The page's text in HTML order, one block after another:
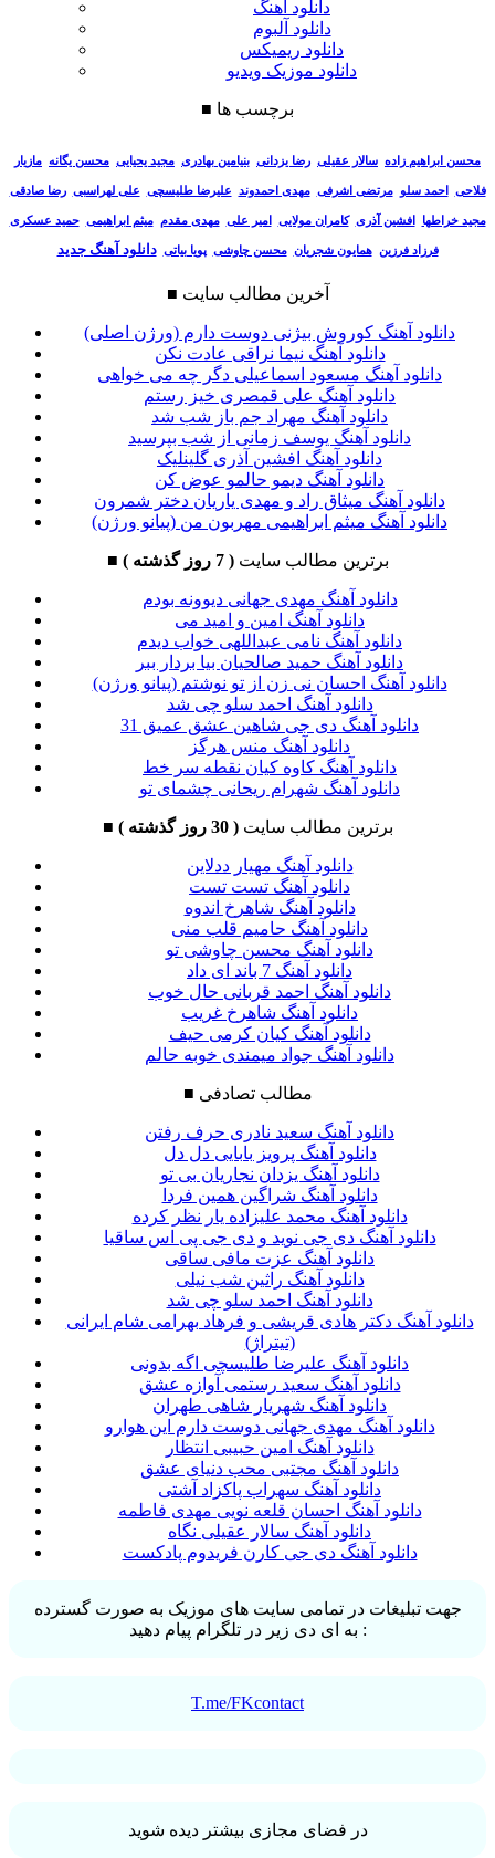
دانلود آهنگ
دانلود آلبوم
دانلود ریمیکس
دانلود موزیک ویدیو
■ برچسب ها
محسن ابراهیم زاده سالار عقیلی رضا یزدانی بنیامین بهادری مجید یحیایی محسن یگانه مازیار
فلاحی احمد سلو مرتضی اشرفی مهدی احمدوند علیرضا طلیسچی علی لهراسبی رضا صادقی
مجید خراطها افشین آذری کامران مولایی امیر علی مهدی مقدم میثم ابراهیمی حمید عسکری
فرزاد فرزین همایون شجریان محسن چاوشی پویا بیاتی دانلود آهنگ جدید
■ آخرین مطالب سایت
دانلود آهنگ کوروش بیژنی دوست دارم (ورژن اصلی)
دانلود آهنگ نیما نراقی عادت نکن
دانلود آهنگ مسعود اسماعیلی دگر چه می خواهی
دانلود آهنگ علی قمصری خیز رستم
دانلود آهنگ مهراد جم باز شب شد
دانلود آهنگ یوسف زمانی از شب بپرسید
دانلود آهنگ افشین آذری گلینلیک
دانلود آهنگ دیمو حالمو عوض کن
دانلود آهنگ میثاق راد و مهدی یاریان دختر شمرون
دانلود آهنگ میثم ابراهیمی مهربون من (پیانو ورژن)
■ برترین مطالب سایت( 7 روز گذشته )
دانلود آهنگ مهدی جهانی دیوونه بودم
دانلود آهنگ امین و امید می
دانلود آهنگ نامی عبداللهی خواب دیدم
دانلود آهنگ حمید صالحیان بیا بردار ببر
دانلود آهنگ احسان نی زن از تو نوشتم (پیانو ورژن)
دانلود آهنگ احمد سلو چی شد
دانلود آهنگ دی جی شاهین عشق عمیق 31
دانلود آهنگ منس هرگز
دانلود آهنگ کاوه کیان نقطه سر خط
دانلود آهنگ شهرام ریحانی چشمای تو
■ برترین مطالب سایت( 30 روز گذشته )
دانلود آهنگ مهیار ددلاین
دانلود آهنگ تست تست
دانلود آهنگ شاهرخ اندوه
دانلود آهنگ حامیم قلب منی
دانلود آهنگ محسن چاوشی تو
دانلود آهنگ 7 باند ای داد
دانلود آهنگ احمد قربانی حال خوب
دانلود آهنگ شاهرخ غریب
دانلود آهنگ کیان کرمی حیف
دانلود آهنگ جواد میمندی خوبه حالم
■ مطالب تصادفی
دانلود آهنگ سعید نادری حرف رفتن
دانلود آهنگ پرویز بابایی دل دل
دانلود آهنگ یزدان نجاریان بی تو
دانلود آهنگ شراگین همین فردا
دانلود آهنگ محمد علیزاده یار نظر کرده
دانلود آهنگ دی جی نوید و دی جی پی اس ساقیا
دانلود آهنگ عزت مافی ساقی
دانلود آهنگ راثین شب نیلی
دانلود آهنگ احمد سلو چی شد
دانلود آهنگ دکتر هادی قریشی و فرهاد بهرامی شام ایرانی
(تیتراژ)
دانلود آهنگ علیرضا طلیسچی اگه بدونی
دانلود آهنگ سعید رستمی آوازه عشق
دانلود آهنگ شهریار شاهی طهران
دانلود آهنگ مهدی جهانی دوست دارم این هوارو
دانلود آهنگ امین حبیبی انتظار
دانلود آهنگ مجتبی محب دنیای عشق
دانلود آهنگ سهراب پاکزاد آشتی
دانلود آهنگ احسان قلعه نویی مهدی فاطمه
دانلود آهنگ سالار عقیلی نگاه
دانلود آهنگ دی جی کارن فریدوم پادکست
جهت تبلیغات در تمامی سایت های موزیک به صورت گسترده
به ای دی زیر در تلگرام پیام دهید :
T.me/FKcontact
در فضای مجازی بیشتر دیده شوید